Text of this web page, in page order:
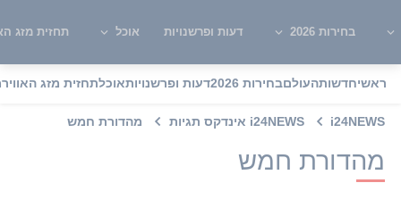
בחירות 2026 דעות ופרשנויות אוכל תחזית מזג
ראשיחדשותהעולםבחירות 2026 דעות ופרשנויותאוכלתחזית מזג האוויר
i24NEWS i24NEWS אינדקס תגיות מהדורת חמש
מהדורת חמש